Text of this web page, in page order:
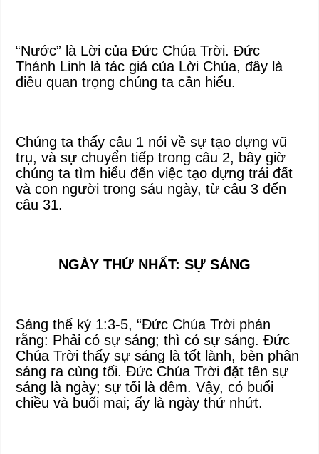
“Nước” là Lời của Đức Chúa Trời. Đức
Thánh Linh là tác giả của Lời Chúa, đây là
điều quan trọng chúng ta cần hiểu.
Chúng ta thấy câu 1 nói về sự tạo dựng vũ
trụ, và sự chuyển tiếp trong câu 2, bây giờ
chúng ta tìm hiểu đến việc tạo dựng trái đất
và con người trong sáu ngày, từ câu 3 đến
câu 31.
NGÀY THỨ NHẤT: SỰ SÁNG
Sáng thế ký 1:3-5, “Đức Chúa Trời phán
rằng: Phải có sự sáng; thì có sự sáng. Đức
Chúa Trời thấy sự sáng là tốt lành, bèn phân
sáng ra cùng tối. Đức Chúa Trời đặt tên sự
sáng là ngày; sự tối là đêm. Vậy, có buổi
chiều và buổi mai; ấy là ngày thứ nhứt.